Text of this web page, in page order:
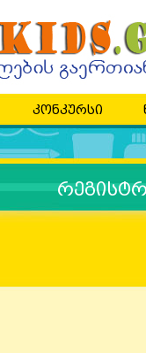
კონკურსი